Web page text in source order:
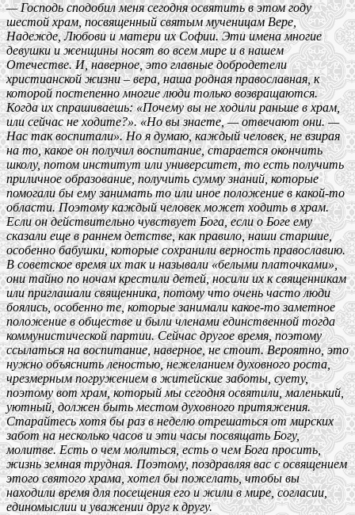
— Господь сподобил меня сегодня освятить в этом году
шестой храм, посвященный святым мученицам Вере,
Надежде, Любови и матери их Софии. Эти имена многие
девушки и женщины носят во всем мире и в нашем
Отечестве. И, наверное, это главные добродетели
христианской жизни – вера, наша родная православная, к
которой постепенно многие люди только возвращаются.
Когда их спрашиваешь: «Почему вы не ходили раньше в храм,
или сейчас не ходите?». «Но вы знаете, — отвечают они. —
Нас так воспитали». Но я думаю, каждый человек, не взирая
на то, какое он получил воспитание, старается окончить
школу, потом институт или университет, то есть получить
приличное образование, получить сумму знаний, которые
помогали бы ему занимать то или иное положение в какой-то
области. Поэтому каждый человек может ходить в храм.
Если он действительно чувствует Бога, если о Боге ему
сказали еще в раннем детстве, как правило, наши старшие,
особенно бабушки, которые сохранили верность православию.
В советское время их так и называли «белыми платочками»,
они тайно по ночам крестили детей, носили их к священникам
или приглашали священника, потому что очень часто люди
боялись, особенно те, которые занимали какое-то заметное
положение в обществе и были членами единственной тогда
коммунистической партии. Сейчас другое время, поэтому
ссылаться на воспитание, наверное, не стоит. Вероятно, это
нужно объяснить леностью, нежеланием духовного роста,
чрезмерным погружением в житейские заботы, суету,
поэтому вот храм, который мы сегодня освятили, маленький,
уютный, должен быть местом духовного притяжения.
Старайтесь хотя бы раз в неделю отрешаться от мирских
забот на несколько часов и эти часы посвящать Богу,
молитве. Есть о чем молиться, есть о чем Бога просить,
жизнь земная трудная. Поэтому, поздравляя вас с освящением
этого святого храма, хотел бы пожелать, чтобы вы
находили время для посещения его и жили в мире, согласии,
единомыслии и уважении друг к другу.